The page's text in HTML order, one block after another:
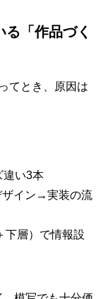
「作品づく
てとき、原因は
違い3本
ザイン→実装の流
下層）で情報設